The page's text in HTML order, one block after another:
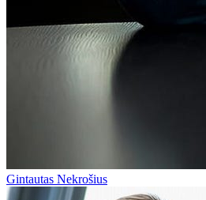
Gintautas Nekrošius